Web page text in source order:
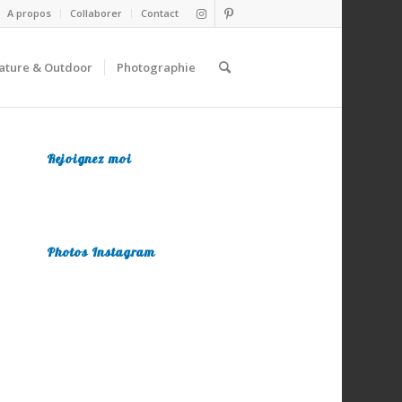
A propos Collaborer Contact
& Outdoor Photographie
Rejoignez moi
Photos Instagram